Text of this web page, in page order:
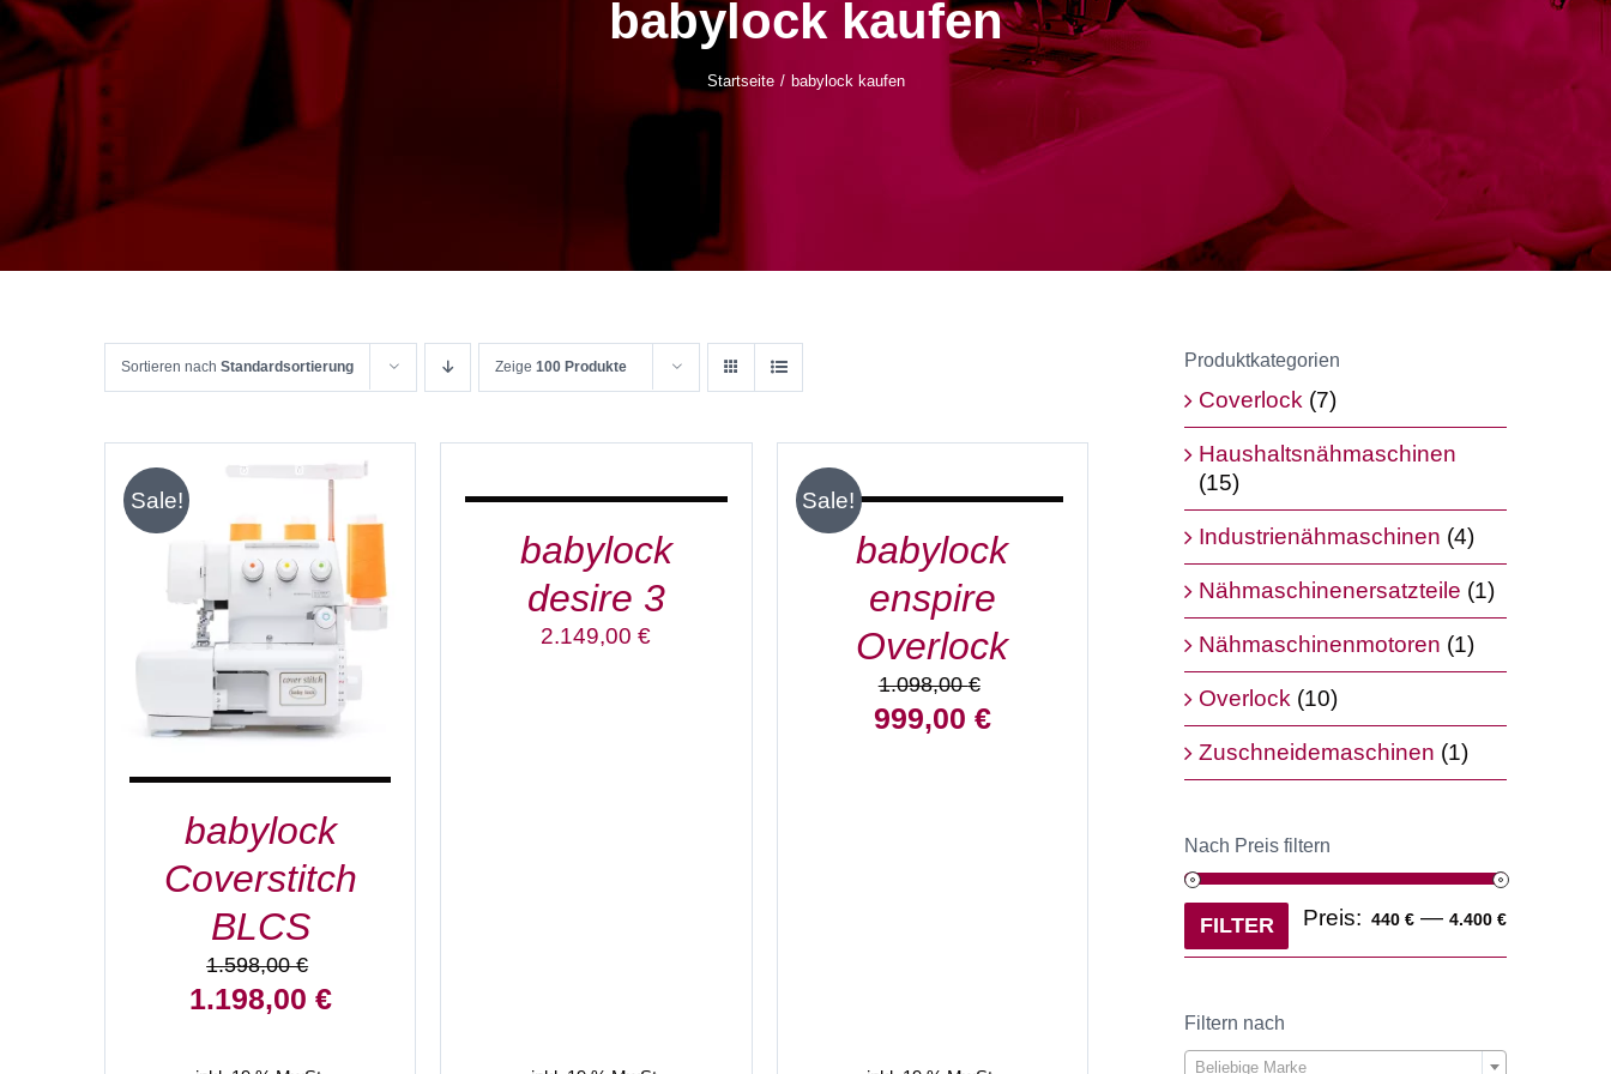
babylock kaufen
Startseite babylock kaufen
Sortieren nach Standardsortierung Zeige 100 Produkte
Sale!
IN DEN WARENKORB
/
DETAILS
babylock
Coverstitch
BLCS
1.598,00€
Ursprünglicher
1.198,00 €Aktueller
babylock
desire 3
2.149,00€
Sale!
babylock
enspire
Overlock
1.098,00€
Ursprünglicher
999,00 €Aktueller
Produktkategorien
Coverlock (7)
Haushaltsnähmaschinen
(15)
Industrienähmaschinen (4)
Nähmaschinenersatzteile (1)
Nähmaschinenmotoren (1)
Overlock (10)
Zuschneidemaschinen (1)
Nach Preis filtern
Min.
Max.
FILTER Preis: 440 € — 4.400 €
Filtern nach
Beliebige Marke